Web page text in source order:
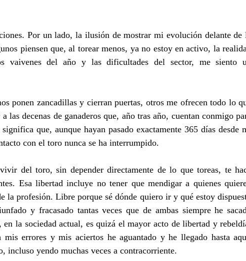
Por un lado, la ilusión de mostrar mi evolución delante de
piensen que, al torear menos, ya no estoy en activo, la
vaivenes del año y las dificultades del sector, me siento
ponen zancadillas y cierran puertas, otros me ofrecen todo lo
las decenas de ganaderos que, año tras año, cuentan conmigo
que, aunque hayan pasado exactamente 365 días desde
con el toro nunca se ha interrumpido.
del toro, sin depender directamente de lo que toreas, te
Esa libertad incluye no tener que mendigar a quienes
la profesión. Libre porque sé dónde quiero ir y qué estoy
y fracasado tantas veces que de ambas siempre he
la sociedad actual, es quizá el mayor acto de libertad y
errores y mis aciertos he aguantado y he llegado hasta
incluso yendo muchas veces a contracorriente.